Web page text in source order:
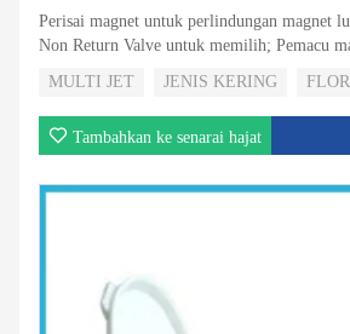
Perisai magnet untuk perlindungan magnet
Non Return Valve untuk memilih; Pemacu
MULTI JET JENIS KERING
Tambahkan ke senarai hajat